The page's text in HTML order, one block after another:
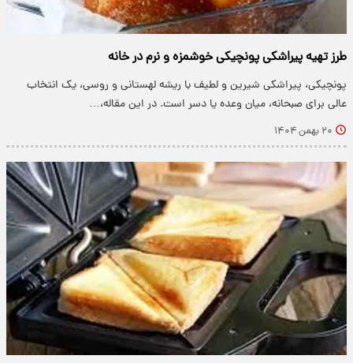
طرز تهیه پیراشکی پونچیکی خوشمزه و نرم در خانه
پونچیکی، پیراشکی شیرین و لطیف با ریشه لهستانی و روسی، یک انتخاب
عالی برای صبحانه، میان وعده یا دسر است. در این مقاله،…
۲۰ بهمن ۱۴۰۴